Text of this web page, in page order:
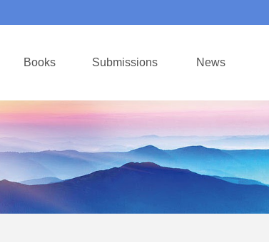
Books Submissions News